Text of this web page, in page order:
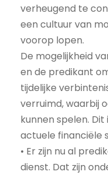
verheugend te
een cultuur van
voorop lopen.
De mogelijkheid
en de predikant
tijdelijke
verruimd, waarbij
kunnen spelen. Dit
actuele financiële
• Er zijn nu al
dienst. Dat zijn